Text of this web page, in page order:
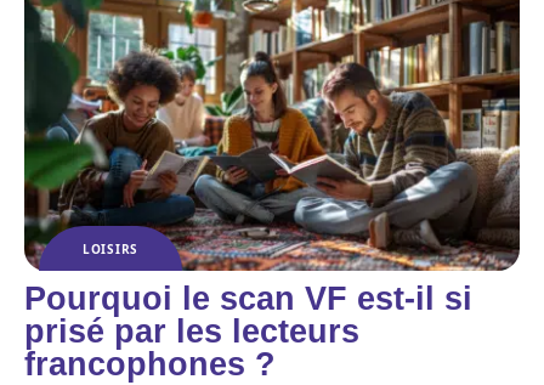
LOISIRS
Pourquoi le scan VF est-il si
prisé par les lecteurs
francophones ?